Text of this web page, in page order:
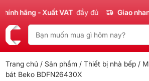
hãng - Xuất VAT đầy đủ Giao nhanh
Trang chủ / Sản phẩm / Thiết bị nhà bếp/
bát Beko BDFN26430X